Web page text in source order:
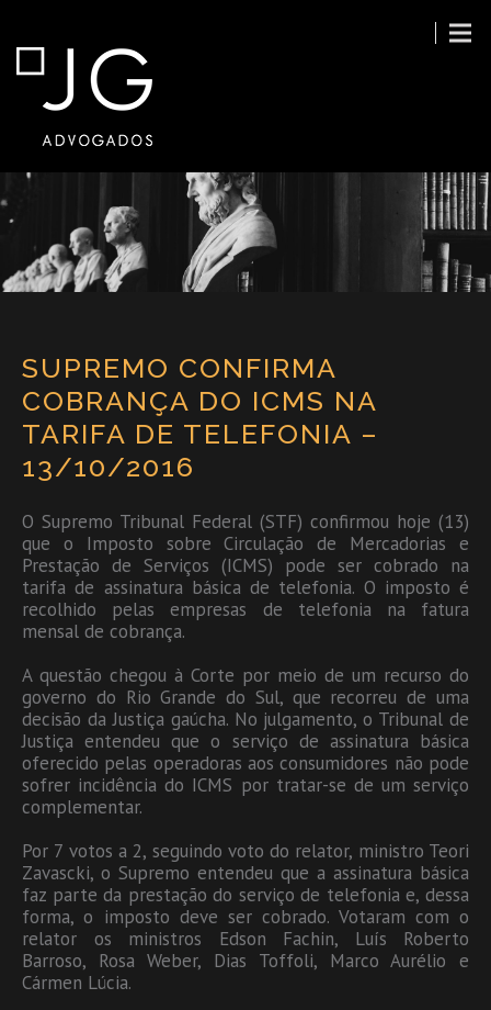
SUPREMO CONFIRMA
COBRANÇA DO ICMS NA
TARIFA DE TELEFONIA –
13/10/2016
O Supremo Tribunal Federal (STF) confirmou hoje (13)
que o Imposto sobre Circulação de Mercadorias e
Prestação de Serviços (ICMS) pode ser cobrado na
tarifa de assinatura básica de telefonia. O imposto é
recolhido pelas empresas de telefonia na fatura
mensal de cobrança.
A questão chegou à Corte por meio de um recurso do
governo do Rio Grande do Sul, que recorreu de uma
decisão da Justiça gaúcha. No julgamento, o Tribunal de
Justiça entendeu que o serviço de assinatura básica
oferecido pelas operadoras aos consumidores não pode
sofrer incidência do ICMS por tratar-se de um serviço
complementar.
Por 7 votos a 2, seguindo voto do relator, ministro Teori
Zavascki, o Supremo entendeu que a assinatura básica
faz parte da prestação do serviço de telefonia e, dessa
forma, o imposto deve ser cobrado. Votaram com o
relator os ministros Edson Fachin, Luís Roberto
Barroso, Rosa Weber, Dias Toffoli, Marco Aurélio e
Cármen Lúcia.